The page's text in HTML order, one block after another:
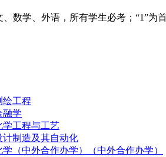
数学、外语，所有学生必考；“1”
绘工程
融学
学工程与工艺
计制造及其自动化
（中外合作办学）（中外合作办学）